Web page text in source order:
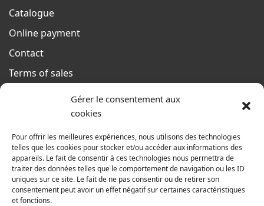
Gérer le consentement aux
cookies
Pour offrir les meilleures expériences, nous utilisons des technologies
telles que les cookies pour stocker et/ou accéder aux informations des
appareils. Le fait de consentir à ces technologies nous permettra de
traiter des données telles que le comportement de navigation ou les ID
uniques sur ce site. Le fait de ne pas consentir ou de retirer son
consentement peut avoir un effet négatif sur certaines caractéristiques
et fonctions.
Catalogue
Online payment
Contact
Terms of sales
From monday to thursday
From 8h to 12h30 and from 13h30 to 17h20
From 8h to 12h30 and from 13h30 to 16h
Our range for particulars